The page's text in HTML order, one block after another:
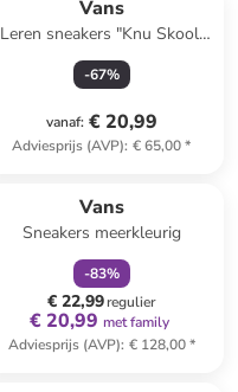
Vans
Leren sneakers "Knu Skool"
lichtroze/paars
-67%
vanaf: € 20,99
Adviesprijs (AVP): € 65,00*
Vans
Sneakers meerkleurig
-83%
€ 22,99regulier
€ 20,99 met family
Adviesprijs (AVP): € 128,00*